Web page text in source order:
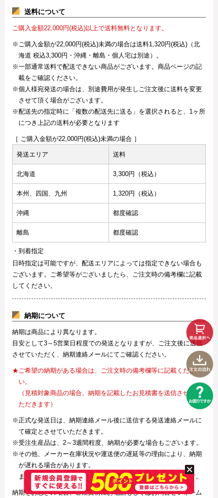
送料について
ご購入金額22,000円(税込)以上で送料無料となります。
※ご購入金額が22,000円(税込)未満の場合は送料1,320円(税込)（北
海道 税込3,300円・沖縄・離島・個人宅は別途）。
※一部通常送料で配送できない商品がございます。商品ページの記
載をご確認ください。
※個人様宛発送の場合は、別途費用が発生しご注文後に送料を変更
させて頂く場合がございます。
※配送先の指定時に「複数の配送先に送る」を選択されると、1ヶ所
につき上記の送料が必要となります
［ ご購入金額が22,000円(税込)未満の場合 ］
発送エリア 送料
北海道 3,300円（税込）
本州、四国、九州 1,320円（税込）
沖縄 都度確認
離島 都度確認
・到着指定
日時指定は可能ですが、配送エリアによっては指定できない場合も
ございます。ご希望等がございましたら、ご注文時の備考欄に記載
してください。
納期について
納期は商品により異なります。
目安として3～5営業日程度での発送となりますが、ご注文後に送信
させていただく、納期連絡メールにてご確認ください。
★ご希望の納期がある場合は、ご注文時の備考欄等に記載くださ
い。
（見積対象商品の場合、納期を記載したお見積書を送信させてい
ただきます）
※正式な発送日は、納期連絡メール後に送信する発送連絡メールに
て確定とさせていただきます。
※受注生産品は、2～3週間程度、納期が必要な場合もございます。
※その他、メーカー在庫状況や運送便の遅延等の理由により、納期
が遅れる場合があります。
また、欠品・廃番により商品手配ができない場合がございます。
納期をお急ぎの場合、ご注文前にお電話もしくはお問合せフォーム